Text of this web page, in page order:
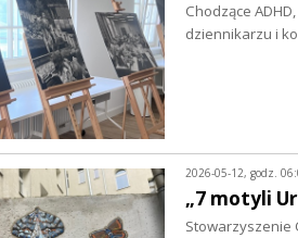
Chodzące
dziennikarzu i
2026-05-12, godz.
„7 motyli
Stowarzyszenie